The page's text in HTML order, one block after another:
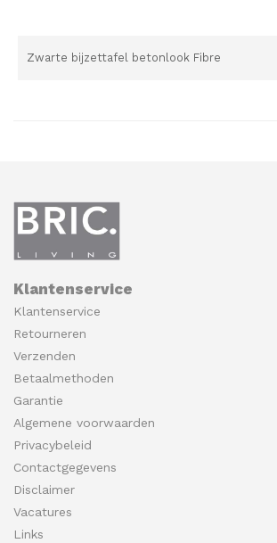
Zwarte bijzettafel betonlook Fibre
Klantenservice
Klantenservice
Retourneren
Verzenden
Betaalmethoden
Garantie
Algemene voorwaarden
Privacybeleid
Contactgegevens
Disclaimer
Vacatures
Links